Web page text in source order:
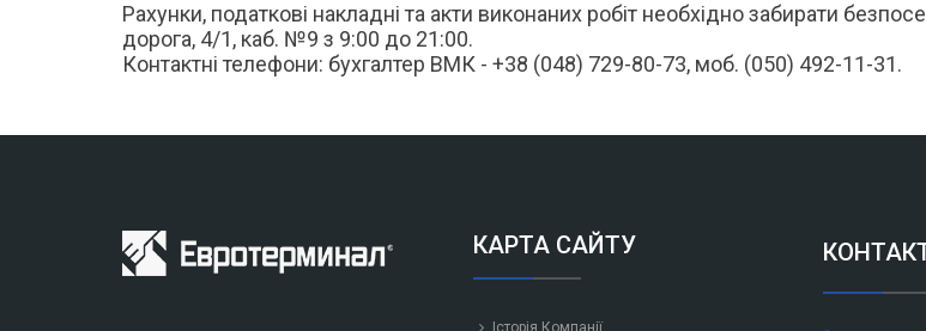
Рахунки, податкові накладні та акти виконаних робіт необхідно забирати
дорога, 4/1, каб. №9 з 9:00 до 21:00.
Контактні телефони: бухгалтер ВМК - +38 (048) 729-80-73, моб. (050) 492-11-31.
КАРТА САЙТУ
Історія Компанії